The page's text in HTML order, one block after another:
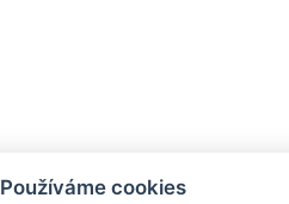
Používáme cookies